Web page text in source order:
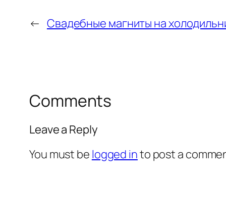
← Cвадебные магниты на
Comments
Leave a Reply
You must be logged into post a